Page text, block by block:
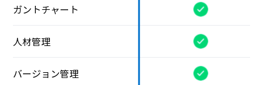
ガントチャート
人材管理
バージョン管理